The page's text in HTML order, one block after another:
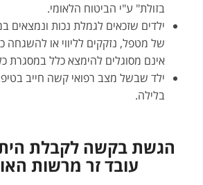
בזולת" ע"י הביטוח הלאומי.
ילדים שזכאים לגמלת נכות ונמצאים
של מטפל, נזקקים לליווי או להשגחה
אינם מסוגלים להימצא כלל במסגרת
ילד שבשל מצב רפואי קשה חייב
בלילה.
הגשת בקשה לקבלת
עובד זר מרשות